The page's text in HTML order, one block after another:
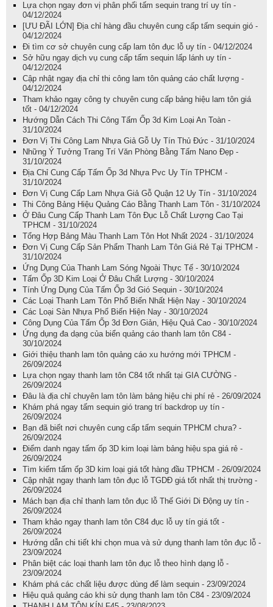
Lựa chọn ngay đơn vị phân phối tấm sequin trang trí uy tín -
04/12/2024
[ƯU ĐÃI LỚN] Địa chỉ hàng đầu chuyên cung cấp tấm sequin gió -
04/12/2024
Đi tìm cơ sở chuyên cung cấp lam tôn đục lỗ uy tín - 04/12/2024
Sở hữu ngay dịch vụ cung cấp tấm sequin lấp lánh uy tín -
04/12/2024
Cập nhật ngay địa chỉ thi công lam tôn quảng cáo chất lượng -
04/12/2024
Tham khảo ngay công ty chuyên cung cấp bảng hiệu lam tôn giá
tốt - 04/12/2024
Hướng Dẫn Cách Thi Công Tấm Ốp 3d Kim Loại An Toàn -
31/10/2024
Đơn Vị Thi Công Lam Nhựa Giả Gỗ Uy Tín Thủ Đức - 31/10/2024
Những Ý Tưởng Trang Trí Văn Phòng Bằng Tấm Nano Đẹp -
31/10/2024
Địa Chỉ Cung Cấp Tấm Ốp 3d Nhựa Pvc Uy Tín TPHCM -
31/10/2024
Đơn Vị Cung Cấp Lam Nhựa Giả Gỗ Quận 12 Uy Tín - 31/10/2024
Thi Công Bảng Hiệu Quảng Cáo Bằng Thanh Lam Tôn - 31/10/2024
Ở Đâu Cung Cấp Thanh Lam Tôn Đục Lỗ Chất Lượng Cao Tại
TPHCM - 31/10/2024
Tổng Hợp Bảng Màu Thanh Lam Tôn Hot Nhất 2024 - 31/10/2024
Đơn Vị Cung Cấp Sản Phẩm Thanh Lam Tôn Giá Rẻ Tại TPHCM -
31/10/2024
Ứng Dụng Của Thanh Lam Sóng Ngoài Thực Tế - 30/10/2024
Tấm Ốp 3D Kim Loại Ở Đâu Chất Lượng - 30/10/2024
Tính Ứng Dụng Của Tấm Ốp 3d Gió Sequin - 30/10/2024
Các Loại Thanh Lam Tôn Phổ Biến Nhất Hiện Nay - 30/10/2024
Các Loại Sàn Nhựa Phổ Biến Hiện Nay - 30/10/2024
Công Dụng Của Tấm Ốp 3d Đơn Giản, Hiệu Quả Cao - 30/10/2024
Ứng dụng đa dạng của biển quảng cáo thanh lam tôn C84 -
30/10/2024
Giới thiệu thanh lam tôn quảng cáo xu hướng mới TPHCM -
26/09/2024
Lựa chọn ngay thanh lam tôn C84 tốt nhất tại GIA CƯỜNG -
26/09/2024
Đâu là địa chỉ chuyên lam tôn làm bảng hiệu chi phí rẻ - 26/09/2024
Khám phá ngay tấm sequin gió trang trí backdrop uy tín -
26/09/2024
Bạn đã biết nơi chuyên cung cấp tấm sequin TPHCM chưa? -
26/09/2024
Điểm danh ngay tấm ốp 3D kim loại làm bảng hiệu spa giá rẻ -
26/09/2024
Tìm kiếm tấm ốp 3D kim loại giá tốt hàng đầu TPHCM - 26/09/2024
Cập nhật ngay thanh lam tôn đục lỗ TGDĐ giá tốt nhất thị trường -
26/09/2024
Mách bạn địa chỉ thanh lam tôn đục lỗ Thế Giới Di Động uy tín -
26/09/2024
Tham khảo ngay thanh lam tôn C84 đục lỗ uy tín giá tốt -
26/09/2024
Hướng dẫn chi tiết khi chọn mua và sử dụng thanh lam tôn đục lỗ -
23/09/2024
Phân biệt các loại thanh lam tôn đục lỗ theo hình dạng lỗ -
23/09/2024
Khám phá các chất liệu được dùng để làm sequin - 23/09/2024
Hiệu quả quảng cáo khi sử dụng thanh lam tôn C84 - 23/09/2024